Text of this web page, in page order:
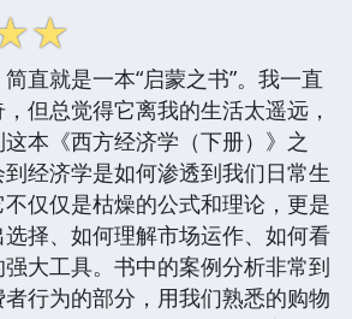
☆
直就是一本“启蒙之书”。我一直
但总觉得它离我的生活太遥远，
本《西方经济学（下册）》之
经济学是如何渗透到我们日常生
仅仅是枯燥的公式和理论，更是
择、如何理解市场运作、如何看
大工具。书中的案例分析非常到
行为的部分，用我们熟悉的购物